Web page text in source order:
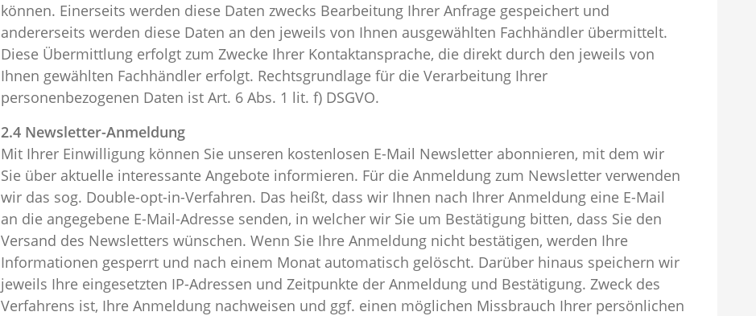
können. Einerseits werden diese Daten zwecks Bearbeitung Ihrer Anfrage gespeichert und
andererseits werden diese Daten an den jeweils von Ihnen ausgewählten Fachhändler übermittelt.
Diese Übermittlung erfolgt zum Zwecke Ihrer Kontaktansprache, die direkt durch den jeweils von
Ihnen gewählten Fachhändler erfolgt. Rechtsgrundlage für die Verarbeitung Ihrer
personenbezogenen Daten ist Art. 6 Abs. 1 lit. f) DSGVO.
2.4 Newsletter-Anmeldung
Mit Ihrer Einwilligung können Sie unseren kostenlosen E-Mail Newsletter abonnieren, mit dem wir
Sie über aktuelle interessante Angebote informieren. Für die Anmeldung zum Newsletter verwenden
wir das sog. Double-opt-in-Verfahren. Das heißt, dass wir Ihnen nach Ihrer Anmeldung eine E-Mail
an die angegebene E-Mail-Adresse senden, in welcher wir Sie um Bestätigung bitten, dass Sie den
Versand des Newsletters wünschen. Wenn Sie Ihre Anmeldung nicht bestätigen, werden Ihre
Informationen gesperrt und nach einem Monat automatisch gelöscht. Darüber hinaus speichern wir
jeweils Ihre eingesetzten IP-Adressen und Zeitpunkte der Anmeldung und Bestätigung. Zweck des
Verfahrens ist, Ihre Anmeldung nachweisen und ggf. einen möglichen Missbrauch Ihrer persönlichen